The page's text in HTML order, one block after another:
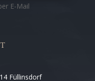
E-Mail
Füllinsdorf